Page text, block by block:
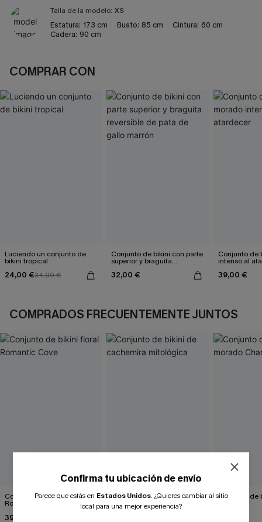
Talla de la modelo: XS
Estatura: 173 cm Busto: 85 cm Cintura: 60 cm
Cadera: 90 cm
COMPRAR CON
Luciendo un conjunto de
bikini tropical
24,00 €34,00 €
Conjunto de bikini con parte
superior y braguita
reversible de pata de gallo
marrón
32,00 €
Conjunto de
intenso al
39,00 €
COMPRADOS FRECUENTEMENTE JUNTOS
Conjunto de bikini floral
Romantic Cove
39,00 €
Conjunto de bikini de
cachemira mitológica
Conjunto de
Confirma tu ubicación de envío
Parece que estás en Estados Unidos. ¿Quieres cambiar al sitio
local para una mejor experiencia?